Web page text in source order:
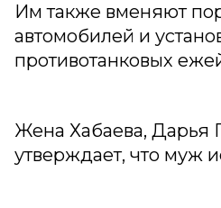
Им также вменяют
автомобилей и
противотанковых
Жена Хабаева, Дарья
утверждает, что муж